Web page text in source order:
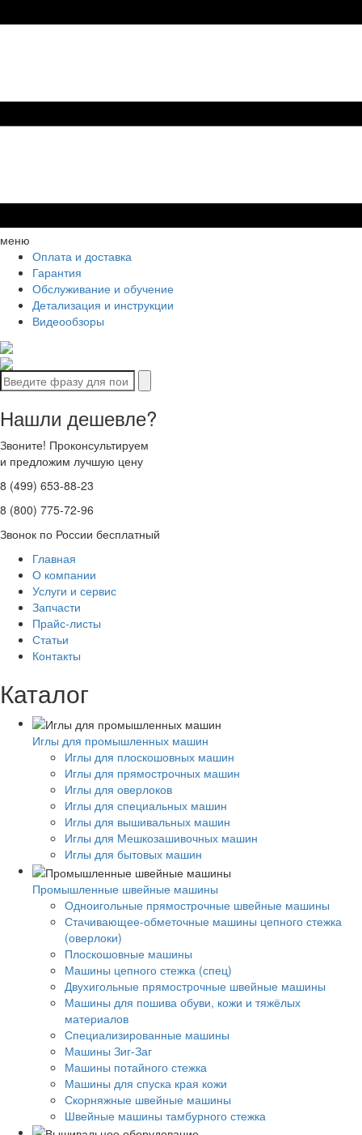
меню
Оплата и доставка
Гарантия
Обслуживание и обучение
Детализация и инструкции
Видеообзоры
Нашли дешевле?
Звоните! Проконсультируем
и предложим лучшую цену
8 (499) 653-88-23
8 (800) 775-72-96
Звонок по России бесплатный
Главная
О компании
Услуги и сервис
Запчасти
Прайс-листы
Статьи
Контакты
Каталог
Иглы для промышленных машин
Иглы для плоскошовных машин
Иглы для прямострочных машин
Иглы для оверлоков
Иглы для специальных машин
Иглы для вышивальных машин
Иглы для Мешкозашивочных машин
Иглы для бытовых машин
Промышленные швейные машины
Одноигольные прямострочные швейные машины
Стачивающее-обметочные машины цепного стежка
(оверлоки)
Плоскошовные машины
Машины цепного стежка (спец)
Двухигольные прямострочные швейные машины
Машины для пошива обуви, кожи и тяжёлых
материалов
Специализированные машины
Машины Зиг-Заг
Машины потайного стежка
Машины для спуска края кожи
Скорняжные швейные машины
Швейные машины тамбурного стежка